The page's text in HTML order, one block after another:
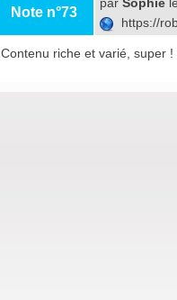
Note n°73
par Sophie
https://
Contenu riche et varié, super !